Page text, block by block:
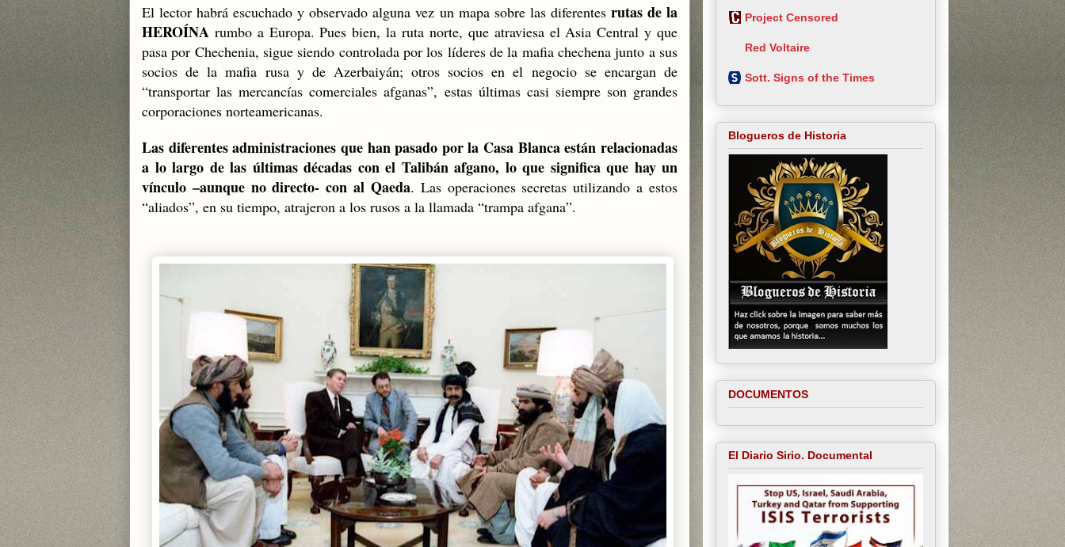
El lector habrá escuchado y observado alguna vez un mapa sobre las diferentes rutas de la
HEROÍNA rumbo a Europa. Pues bien, la ruta norte, que atraviesa el Asia Central y que
pasa por Chechenia, sigue siendo controlada por los líderes de la mafia chechena junto a sus
socios de la mafia rusa y de Azerbaiyán; otros socios en el negocio se encargan de
“transportar las mercancías comerciales afganas”, estas últimas casi siempre son grandes
corporaciones norteamericanas.
Las diferentes administraciones que han pasado por la Casa Blanca están relacionadas
a lo largo de las últimas décadas con el Talibán afgano, lo que significa que hay un
vínculo –aunque no directo- con al Qaeda. Las operaciones secretas utilizando a estos
“aliados”, en su tiempo, atrajeron a los rusos a la llamada “trampa afgana”.
Project Censored
Red Voltaire
Sott. Signs of the Times
Blogueros de Historia
DOCUMENTOS
El Diario Sirio. Documental